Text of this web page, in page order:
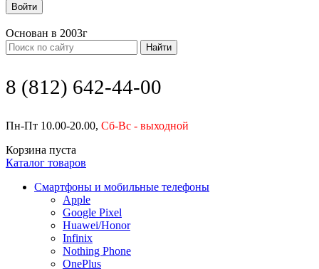
Войти
Основан в 2003г
Найти
8 (812) 642-44-00
Пн-Пт 10.00-20.00, Сб-Вс - выходной
Корзина пуста
Каталог товаров
Смартфоны и мобильные телефоны
Apple
Google Pixel
Huawei/Honor
Infinix
Nothing Phone
OnePlus